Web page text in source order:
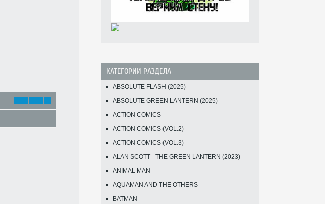
КАТЕГОРИИ РАЗДЕЛА
ABSOLUTE FLASH (2025)
ABSOLUTE GREEN LANTERN (2025)
ACTION COMICS
ACTION COMICS (VOL.2)
ACTION COMICS (VOL.3)
ALAN SCOTT - THE GREEN LANTERN (2023)
ANIMAL MAN
AQUAMAN AND THE OTHERS
BATMAN